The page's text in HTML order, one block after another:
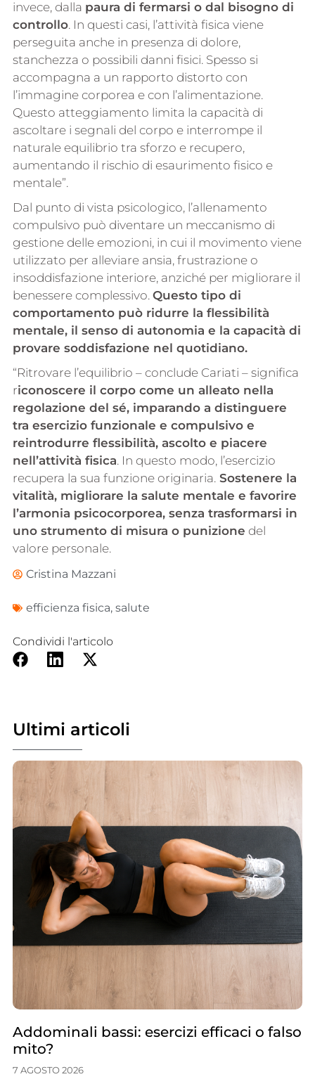
invece, dalla paura di fermarsi o dal bisogno di
controllo. In questi casi, l’attività fisica viene
perseguita anche in presenza di dolore,
stanchezza o possibili danni fisici. Spesso si
accompagna a un rapporto distorto con
l’immagine corporea e con l’alimentazione.
Questo atteggiamento limita la capacità di
ascoltare i segnali del corpo e interrompe il
naturale equilibrio tra sforzo e recupero,
aumentando il rischio di esaurimento fisico e
mentale”.
Dal punto di vista psicologico, l’allenamento
compulsivo può diventare un meccanismo di
gestione delle emozioni, in cui il movimento viene
utilizzato per alleviare ansia, frustrazione o
insoddisfazione interiore, anziché per migliorare il
benessere complessivo. Questo tipo di
comportamento può ridurre la flessibilità
mentale, il senso di autonomia e la capacità di
provare soddisfazione nel quotidiano.
“Ritrovare l’equilibrio – conclude Cariati – significa
riconoscere il corpo come un alleato nella
regolazione del sé, imparando a distinguere
tra esercizio funzionale e compulsivo e
reintrodurre flessibilità, ascolto e piacere
nell’attività fisica. In questo modo, l’esercizio
recupera la sua funzione originaria. Sostenere la
vitalità, migliorare la salute mentale e favorire
l’armonia psicocorporea, senza trasformarsi in
uno strumento di misura o punizione del
valore personale.
Cristina Mazzani
efficienza fisica, salute
Condividi l'articolo
Ultimi articoli
Addominali bassi: esercizi efficaci o falso
mito?
7 AGOSTO 2026